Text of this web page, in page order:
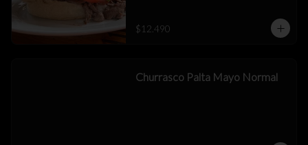
$12.490
Churrasco Palta Mayo Normal